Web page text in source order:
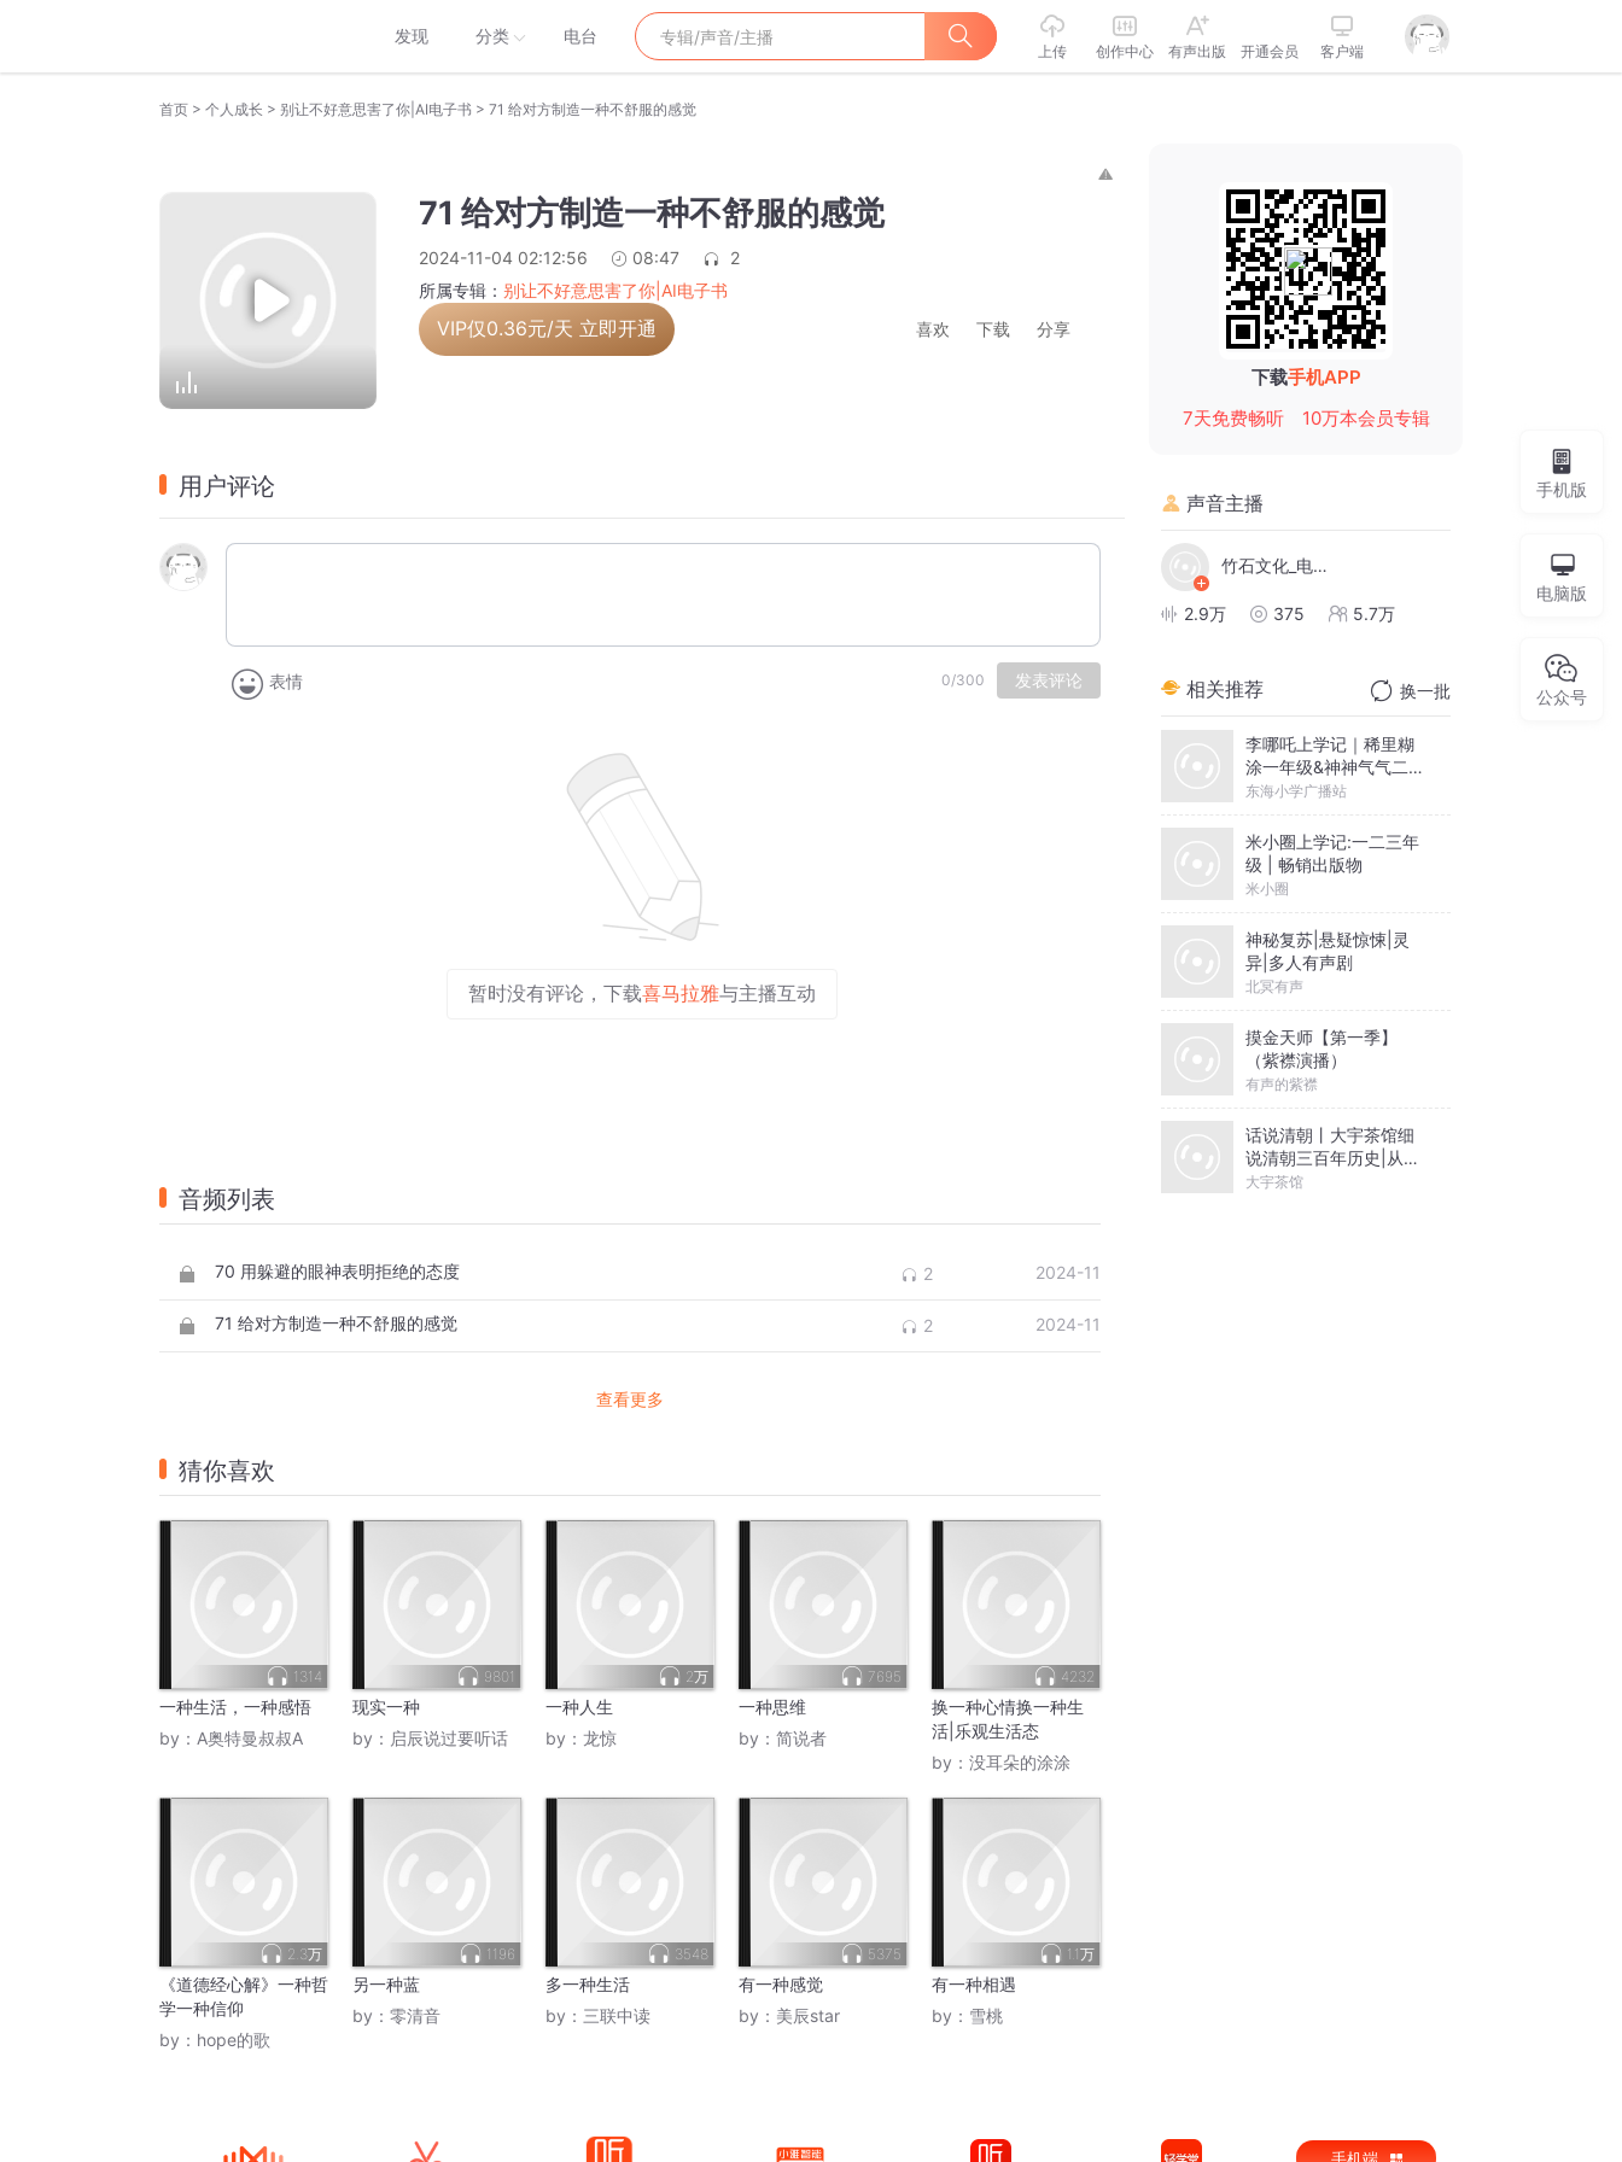
发现 分类 电台
上传 创作中心 有声出版 开通会员 客户端
首页 > 个人成长 > 别让不好意思害了你|AI电子书 > 71 给对方制造一种不舒服的感觉
71 给对方制造一种不舒服的感觉
2024-11-04 02:12:56 08:47
2
所属专辑： 别让不好意思害了你|AI电子书
VIP仅0.36元/天 立即开通 喜欢 下载 分享
用户评论
表情 0/300 发表评论
暂时没有评论，下载喜马拉雅与主播互动
音频列表
70 用躲避的眼神表明拒绝的态度 2 2024-11
71 给对方制造一种不舒服的感觉 2 2024-11
查看更多
猜你喜欢
1314
一种生活，一种感悟
by： A奥特曼叔叔A
9801
现实一种
by： 启辰说过要听话
2万
一种人生
by： 龙惊
7695
一种思维
by： 简说者
4232
换一种心情换一种生
活|乐观生活态
by： 没耳朵的涂涂
2.3万
《道德经心解》一种哲
学一种信仰
by： hope的歌
1196
另一种蓝
by： 零清音
3548
多一种生活
by： 三联中读
5375
有一种感觉
by： 美辰star
1.1万
有一种相遇
by： 雪桃
下载手机APP
7天免费畅听
10万本会员专辑
声音主播
竹石文化_电子书
2.9万 375 5.7万
相关推荐 换一批
李哪吒上学记｜稀里糊
涂一年级&神神气气二年
级
东海小学广播站
米小圈上学记:一二三年
级 | 畅销出版物
米小圈
神秘复苏|悬疑惊悚|灵
异|多人有声剧
北冥有声
摸金天师【第一季】
（紫襟演播）
有声的紫襟
话说清朝丨大宇茶馆细
说清朝三百年历史|从努
尔哈赤到末代皇帝溥仪|
大宇茶馆
手机版
电脑版
公众号